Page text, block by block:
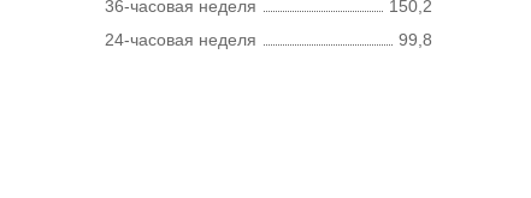
36-часовая неделя
150,2
24-часовая неделя
99,8